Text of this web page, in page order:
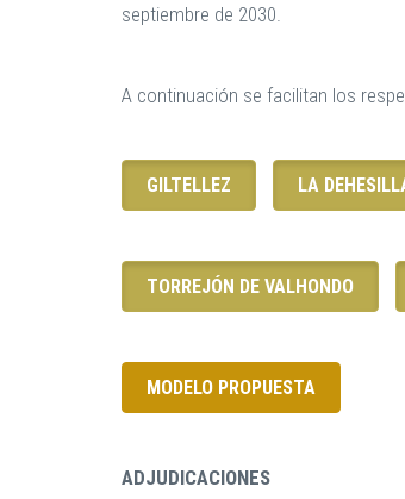
septiembre de 2030.
A continuación se facilitan los
GILTELLEZ LA
TORREJÓN DE VALHONDO
MODELO PROPUESTA
ADJUDICACIONES